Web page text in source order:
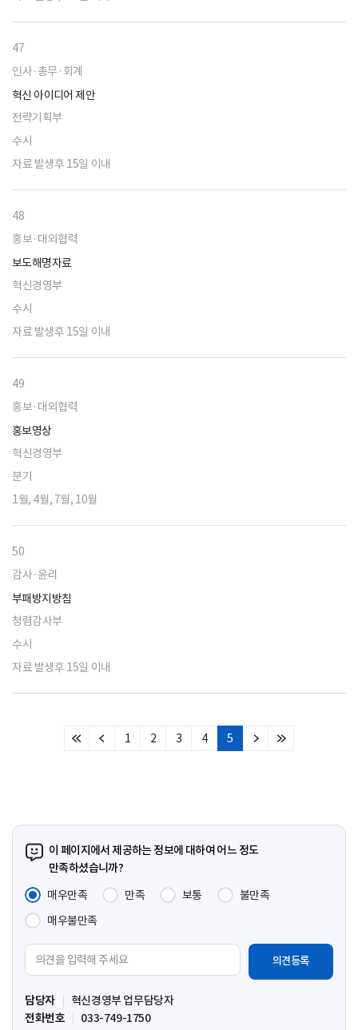
47
인사·총무·회계
혁신 아이디어 제안
전략기획부
수시
자료 발생후 15일 이내
48
홍보·대외협력
보도해명자료
혁신경영부
수시
자료 발생후 15일 이내
49
홍보·대외협력
홍보영상
혁신경영부
분기
1월, 4월, 7월, 10월
50
감사·윤리
부패방지방침
청렴감사부
수시
자료 발생후 15일 이내
처
이
1 2 3 4 5
다
마
이 페이지에서 제공하는 정보에 대하여 어느 정도
만족하셨습니까?
매우만족
만족 보통
불만족
매우불만족
견
입
력
담당자
혁신경영부 업무담당자
전화번호
033-749-1750